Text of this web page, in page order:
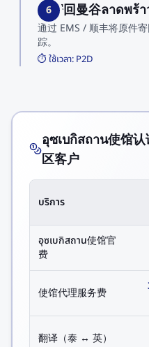
6
6. 寄回曼谷ลาดพร้า
通过 EMS / 顺丰将原件
踪。
⏱️ ใช้เวลา: P2D
อุซเบกิสถาน使馆
区客户
บริการ
อุซเบกิสถาน使馆官
费
使馆代理服务费
翻译（泰 ↔ 英）